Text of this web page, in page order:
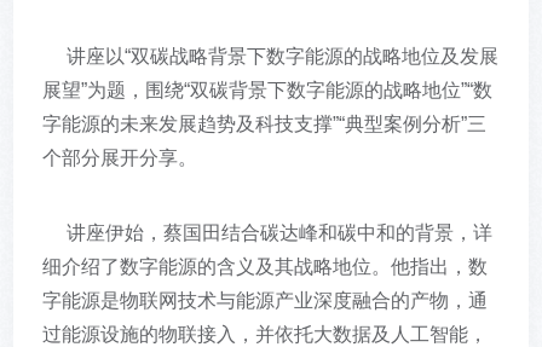
讲座以“双碳战略背景下数字能源的战略地位及发展
展望”为题，围绕“双碳背景下数字能源的战略地位”“数
字能源的未来发展趋势及科技支撑”“典型案例分析”三
个部分展开分享。
讲座伊始，蔡国田结合碳达峰和碳中和的背景，详
细介绍了数字能源的含义及其战略地位。他指出，数
字能源是物联网技术与能源产业深度融合的产物，通
过能源设施的物联接入，并依托大数据及人工智能，